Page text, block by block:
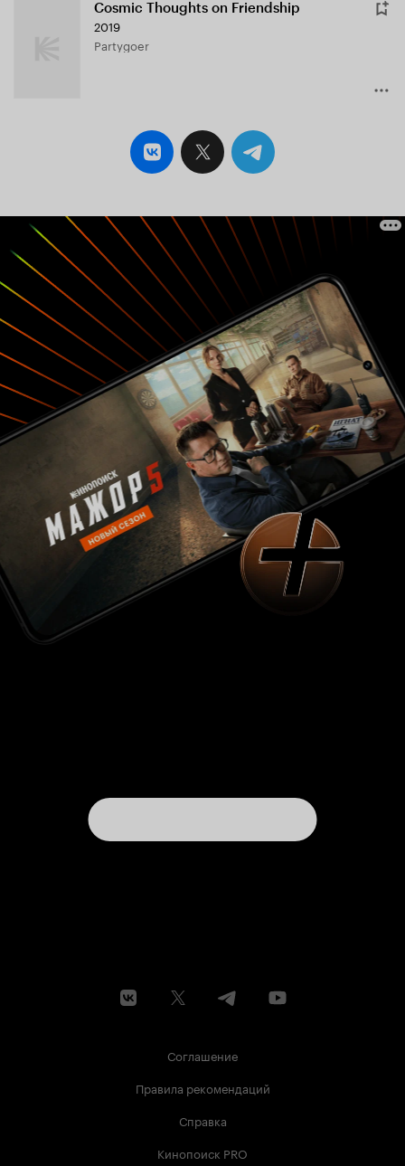
Cosmic Thoughts on Friendship
2019
Partygoer
Соглашение
Правила рекомендаций
Справка
Кинопоиск PRO